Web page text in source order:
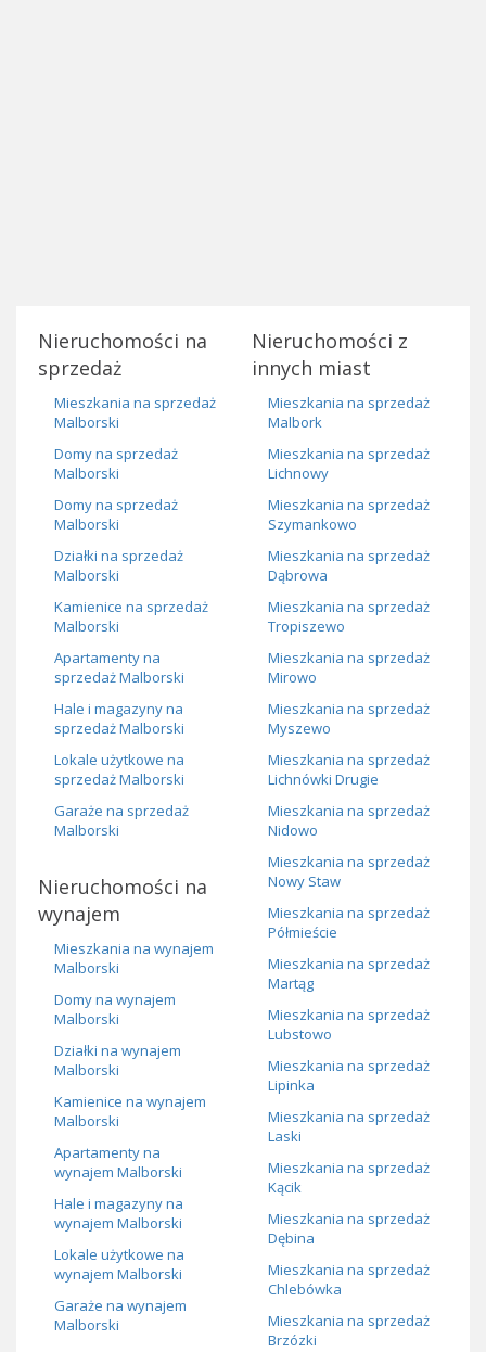
Nieruchomości na
sprzedaż
Mieszkania na sprzedaż
Malborski
Domy na sprzedaż
Malborski
Domy na sprzedaż
Malborski
Działki na sprzedaż
Malborski
Kamienice na sprzedaż
Malborski
Apartamenty na
sprzedaż Malborski
Hale i magazyny na
sprzedaż Malborski
Lokale użytkowe na
sprzedaż Malborski
Garaże na sprzedaż
Malborski
Nieruchomości na
wynajem
Mieszkania na wynajem
Malborski
Domy na wynajem
Malborski
Działki na wynajem
Malborski
Kamienice na wynajem
Malborski
Apartamenty na
wynajem Malborski
Hale i magazyny na
wynajem Malborski
Lokale użytkowe na
wynajem Malborski
Garaże na wynajem
Malborski
Nieruchomości z
innych miast
Mieszkania na sprzedaż
Malbork
Mieszkania na sprzedaż
Lichnowy
Mieszkania na sprzedaż
Szymankowo
Mieszkania na sprzedaż
Dąbrowa
Mieszkania na sprzedaż
Tropiszewo
Mieszkania na sprzedaż
Mirowo
Mieszkania na sprzedaż
Myszewo
Mieszkania na sprzedaż
Lichnówki Drugie
Mieszkania na sprzedaż
Nidowo
Mieszkania na sprzedaż
Nowy Staw
Mieszkania na sprzedaż
Półmieście
Mieszkania na sprzedaż
Martąg
Mieszkania na sprzedaż
Lubstowo
Mieszkania na sprzedaż
Lipinka
Mieszkania na sprzedaż
Laski
Mieszkania na sprzedaż
Kącik
Mieszkania na sprzedaż
Dębina
Mieszkania na sprzedaż
Chlebówka
Mieszkania na sprzedaż
Brzózki